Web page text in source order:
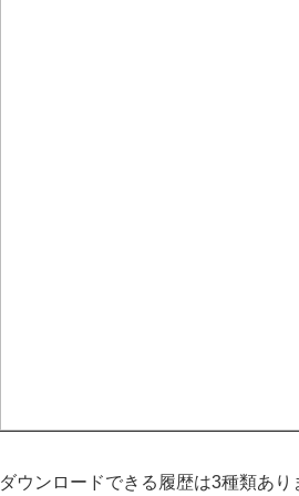
ダウンロードできる履歴は3種類あり